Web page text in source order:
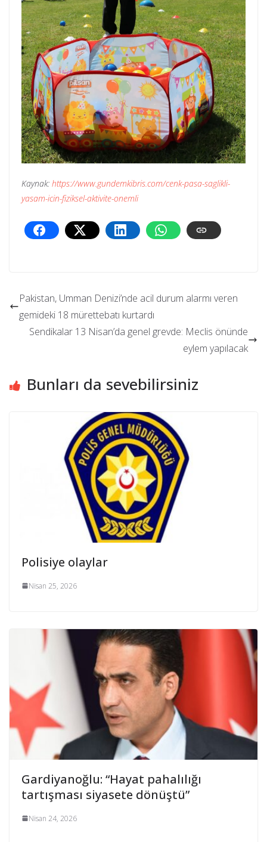
Kaynak: https://www.gundemkibris.com/cenk-pasa-saglikli-
yasam-icin-fiziksel-aktivite-onemli
Pakistan, Umman Denizi’nde acil durum alarmı veren
gemideki 18 mürettebatı kurtardı
Sendikalar 13 Nisan’da genel grevde: Meclis önünde
eylem yapılacak
Bunları da sevebilirsiniz
Polisiye olaylar
Nisan 25, 2026
Gardiyanoğlu: “Hayat pahalılığı
tartışması siyasete dönüştü”
Nisan 24, 2026